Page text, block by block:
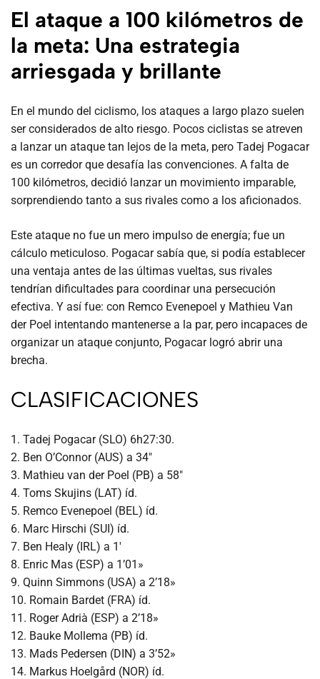
El ataque a 100 kilómetros de
la meta: Una estrategia
arriesgada y brillante
En el mundo del ciclismo, los ataques a largo plazo suelen
ser considerados de alto riesgo. Pocos ciclistas se atreven
a lanzar un ataque tan lejos de la meta, pero Tadej Pogacar
es un corredor que desafía las convenciones. A falta de
100 kilómetros, decidió lanzar un movimiento imparable,
sorprendiendo tanto a sus rivales como a los aficionados.
Este ataque no fue un mero impulso de energía; fue un
cálculo meticuloso. Pogacar sabía que, si podía establecer
una ventaja antes de las últimas vueltas, sus rivales
tendrían dificultades para coordinar una persecución
efectiva. Y así fue: con Remco Evenepoel y Mathieu Van
der Poel intentando mantenerse a la par, pero incapaces de
organizar un ataque conjunto, Pogacar logró abrir una
brecha.
CLASIFICACIONES
1. Tadej Pogacar (SLO) 6h27:30.
2. Ben O’Connor (AUS) a 34″
3. Mathieu van der Poel (PB) a 58″
4. Toms Skujins (LAT) íd.
5. Remco Evenepoel (BEL) íd.
6. Marc Hirschi (SUI) íd.
7. Ben Healy (IRL) a 1′
8. Enric Mas (ESP) a 1’01»
9. Quinn Simmons (USA) a 2’18»
10. Romain Bardet (FRA) íd.
11. Roger Adrià (ESP) a 2’18»
12. Bauke Mollema (PB) íd.
13. Mads Pedersen (DIN) a 3’52»
14. Markus Hoelgård (NOR) íd.